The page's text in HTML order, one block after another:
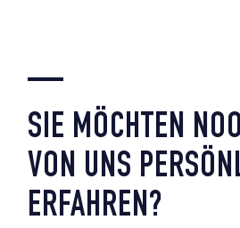
—
SIE MÖCHTEN
VON UNS
ERFAHREN?